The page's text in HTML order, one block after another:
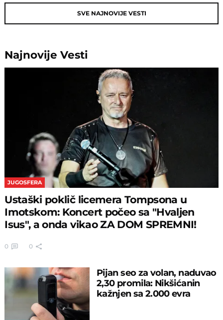
SVE NAJNOVIJE VESTI
NajnovijeVesti
JUGOSFERA
Ustaški poklič licemera Tompsona u
Imotskom: Koncert počeo sa "Hvaljen
Isus", a onda vikao ZA DOM SPREMNI!
0 0
Pijan seo za volan, naduvao
2,30 promila: Nikšićanin
kažnjen sa 2.000 evra